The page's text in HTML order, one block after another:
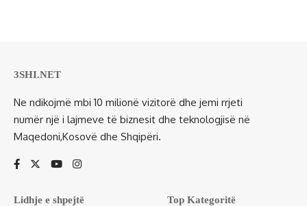
3SHI.NET
Ne ndikojmë mbi 10 milionë vizitorë dhe jemi rrjeti
numër një i lajmeve të biznesit dhe teknologjisë në
Maqedoni,Kosovë dhe Shqipëri.
Lidhje e shpejtë Top Kategoritë